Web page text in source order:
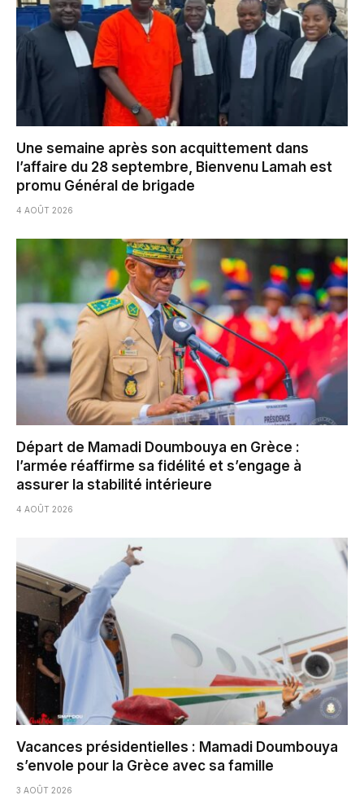
Une semaine après son acquittement dans
l’affaire du 28 septembre, Bienvenu Lamah est
promu Général de brigade
4 AOÛT 2026
Départ de Mamadi Doumbouya en Grèce :
l’armée réaffirme sa fidélité et s’engage à
assurer la stabilité intérieure
4 AOÛT 2026
Vacances présidentielles : Mamadi Doumbouya
s’envole pour la Grèce avec sa famille
3 AOÛT 2026